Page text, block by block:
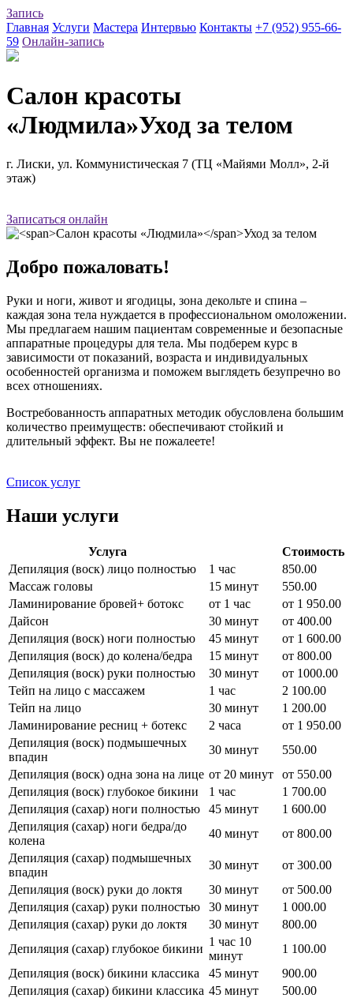
Запись
Главная Услуги Мастера Интервью Контакты +7 (952) 955-66-
59 Онлайн-запись
Салон красоты
«Людмила»Уход за телом
г. Лиски, ул. Коммунистическая 7 (ТЦ «Майями Молл», 2-й
этаж)
Записаться онлайн
Добро пожаловать!
Руки и ноги, живот и ягодицы, зона декольте и спина –
каждая зона тела нуждается в профессиональном омоложении.
Мы предлагаем нашим пациентам современные и безопасные
аппаратные процедуры для тела. Мы подберем курс в
зависимости от показаний, возраста и индивидуальных
особенностей организма и поможем выглядеть безупречно во
всех отношениях.
Востребованность аппаратных методик обусловлена большим
количество преимуществ: обеспечивают стойкий и
длительный эффект. Вы не пожалеете!
Список услуг
Наши услуги
Услуга
Стоимость
Депиляция (воск) лицо полностью
1 час
850.00
Массаж головы
15 минут
550.00
Ламинирование бровей+ ботокс
от 1 час
от 1 950.00
Дайсон
30 минут
от 400.00
Депиляция (воск) ноги полностью
45 минут
от 1 600.00
Депиляция (воск) до колена/бедра
15 минут
от 800.00
Депиляция (воск) руки полностью
30 минут
от 1000.00
Тейп на лицо с массажем
1 час
2 100.00
Тейп на лицо
30 минут
1 200.00
Ламинирование ресниц + ботекс
2 часа
от 1 950.00
Депиляция (воск) подмышечных
впадин
30 минут
550.00
Депиляция (воск) одна зона на лице от 20 минут
от 550.00
Депиляция (воск) глубокое бикини
1 час
1 700.00
Депиляция (сахар) ноги полностью
45 минут
1 600.00
Депиляция (сахар) ноги бедра/до
колена
40 минут
от 800.00
Депиляция (сахар) подмышечных
впадин
30 минут
от 300.00
Депиляция (воск) руки до локтя
30 минут
от 500.00
Депиляция (сахар) руки полностью
30 минут
1 000.00
Депиляция (сахар) руки до локтя
30 минут
800.00
Депиляция (сахар) глубокое бикини
1 час 10
минут
1 100.00
Депиляция (воск) бикини классика
45 минут
900.00
Депиляция (сахар) бикини классика 45 минут
500.00